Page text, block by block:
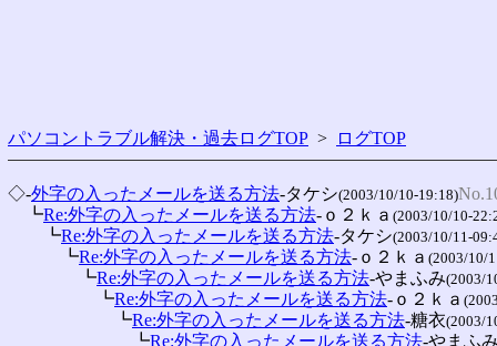
パソコントラブル解決・過去ログTOP > ログTOP
◇-外字の入ったメールを送る方法-タケシ(2003/10/10-19:18)
┗Re:外字の入ったメールを送る方法-ｏ２ｋａ (2003/10/10-
┗Re:外字の入ったメールを送る方法-タケシ(2003/10/11-
┗Re:外字の入ったメールを送る方法-ｏ２ｋａ (2003/10/
┗Re:外字の入ったメールを送る方法-やまふみ(2003/
┗Re:外字の入ったメールを送る方法-ｏ２ｋａ
┗Re:外字の入ったメールを送る方法-糖衣(2003/
┗Re:外字の入ったメールを送る方法-やまふ